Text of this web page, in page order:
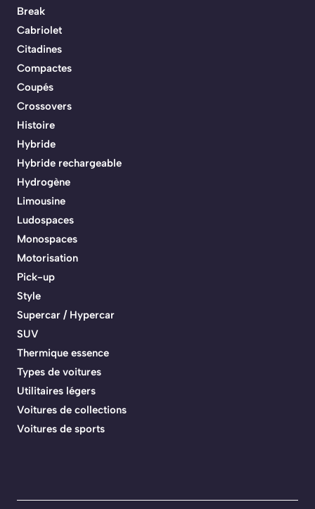
Break
Cabriolet
Citadines
Compactes
Coupés
Crossovers
Histoire
Hybride
Hybride rechargeable
Hydrogène
Limousine
Ludospaces
Monospaces
Motorisation
Pick-up
Style
Supercar / Hypercar
SUV
Thermique essence
Types de voitures
Utilitaires légers
Voitures de collections
Voitures de sports